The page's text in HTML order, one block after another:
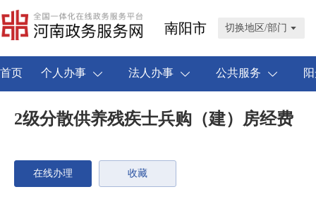
南阳市 切换地区/部门
首页 个人办事 法人办事 公共服务
2级分散供养残疾士兵购（建）房经费
在线办理 收藏